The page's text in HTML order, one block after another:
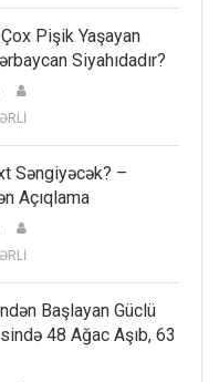
Pişik Yaşayan
Siyahıdadır?
Səngiyəcək? –
Açıqlama
Başlayan Güclü
48 Ağac Aşıb, 63